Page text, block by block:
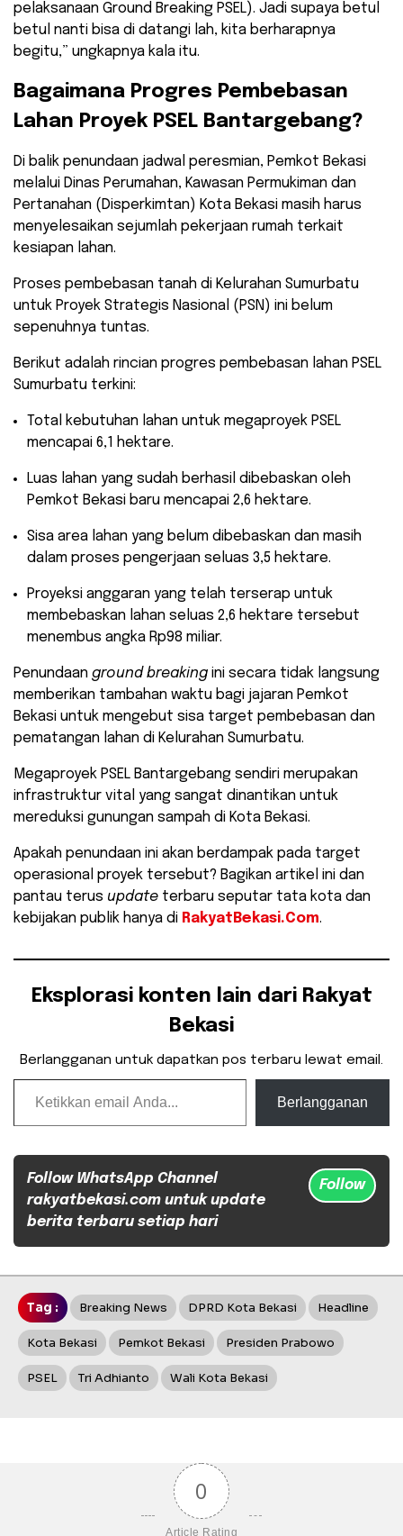
pelaksanaan Ground Breaking PSEL). Jadi supaya betul
betul nanti bisa di datangi lah, kita berharapnya
begitu,” ungkapnya kala itu.
​Bagaimana Progres Pembebasan
Lahan Proyek PSEL Bantargebang?
​Di balik penundaan jadwal peresmian, Pemkot Bekasi
melalui Dinas Perumahan, Kawasan Permukiman dan
Pertanahan (Disperkimtan) Kota Bekasi masih harus
menyelesaikan sejumlah pekerjaan rumah terkait
kesiapan lahan.
Proses pembebasan tanah di Kelurahan Sumurbatu
untuk Proyek Strategis Nasional (PSN) ini belum
sepenuhnya tuntas.
​Berikut adalah rincian progres pembebasan lahan PSEL
Sumurbatu terkini:
​Total kebutuhan lahan untuk megaproyek PSEL
mencapai 6,1 hektare.
​Luas lahan yang sudah berhasil dibebaskan oleh
Pemkot Bekasi baru mencapai 2,6 hektare.
​Sisa area lahan yang belum dibebaskan dan masih
dalam proses pengerjaan seluas 3,5 hektare.
​Proyeksi anggaran yang telah terserap untuk
membebaskan lahan seluas 2,6 hektare tersebut
menembus angka Rp98 miliar.
Penundaan ground breaking ini secara tidak langsung
memberikan tambahan waktu bagi jajaran Pemkot
Bekasi untuk mengebut sisa target pembebasan dan
pematangan lahan di Kelurahan Sumurbatu.
Megaproyek PSEL Bantargebang sendiri merupakan
infrastruktur vital yang sangat dinantikan untuk
mereduksi gunungan sampah di Kota Bekasi.
​Apakah penundaan ini akan berdampak pada target
operasional proyek tersebut? Bagikan artikel ini dan
pantau terus update terbaru seputar tata kota dan
kebijakan publik hanya di RakyatBekasi.Com.
Eksplorasi konten lain dari Rakyat
Bekasi
Berlangganan untuk dapatkan pos terbaru lewat email.
Ketikkan email Anda...
Berlangganan
Follow WhatsApp Channel
rakyatbekasi.com untuk update
berita terbaru setiap hari
Follow
Tag : Breaking News DPRD Kota Bekasi Headline
Kota Bekasi Pemkot Bekasi Presiden Prabowo
PSEL Tri Adhianto Wali Kota Bekasi
0
Article Rating